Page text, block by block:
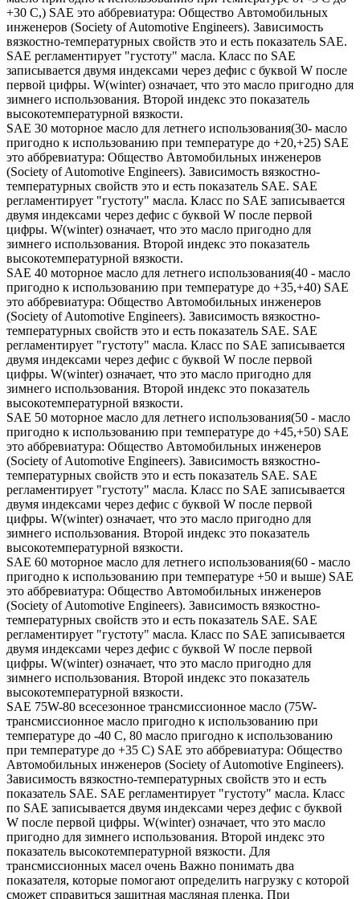
+30 С,) SAE это аббревиатура: Общество Автомобильных
инженеров (Society of Automotive Engineers). Зависимость
вязкостно-температурных свойств это и есть показатель SAE.
SAE регламентирует "густоту" масла. Класс по SAE
записывается двумя индексами через дефис с буквой W после
первой цифры. W(winter) означает, что это масло пригодно для
зимнего использования. Второй индекс это показатель
высокотемпературной вязкости.
SAE 30 моторное масло для летнего использования(30- масло
пригодно к использованию при температуре до +20,+25) SAE
это аббревиатура: Общество Автомобильных инженеров
(Society of Automotive Engineers). Зависимость вязкостно-
температурных свойств это и есть показатель SAE. SAE
регламентирует "густоту" масла. Класс по SAE записывается
двумя индексами через дефис с буквой W после первой
цифры. W(winter) означает, что это масло пригодно для
зимнего использования. Второй индекс это показатель
высокотемпературной вязкости.
SAE 40 моторное масло для летнего использования(40 - масло
пригодно к использованию при температуре до +35,+40) SAE
это аббревиатура: Общество Автомобильных инженеров
(Society of Automotive Engineers). Зависимость вязкостно-
температурных свойств это и есть показатель SAE. SAE
регламентирует "густоту" масла. Класс по SAE записывается
двумя индексами через дефис с буквой W после первой
цифры. W(winter) означает, что это масло пригодно для
зимнего использования. Второй индекс это показатель
высокотемпературной вязкости.
SAE 50 моторное масло для летнего использования(50 - масло
пригодно к использованию при температуре до +45,+50) SAE
это аббревиатура: Общество Автомобильных инженеров
(Society of Automotive Engineers). Зависимость вязкостно-
температурных свойств это и есть показатель SAE. SAE
регламентирует "густоту" масла. Класс по SAE записывается
двумя индексами через дефис с буквой W после первой
цифры. W(winter) означает, что это масло пригодно для
зимнего использования. Второй индекс это показатель
высокотемпературной вязкости.
SAE 60 моторное масло для летнего использования(60 - масло
пригодно к использованию при температуре +50 и выше) SAE
это аббревиатура: Общество Автомобильных инженеров
(Society of Automotive Engineers). Зависимость вязкостно-
температурных свойств это и есть показатель SAE. SAE
регламентирует "густоту" масла. Класс по SAE записывается
двумя индексами через дефис с буквой W после первой
цифры. W(winter) означает, что это масло пригодно для
зимнего использования. Второй индекс это показатель
высокотемпературной вязкости.
SAE 75W-80 всесезонное трансмиссионное масло (75W-
трансмиссионное масло пригодно к использованию при
температуре до -40 С, 80 масло пригодно к использованию
при температуре до +35 С) SAE это аббревиатура: Общество
Автомобильных инженеров (Society of Automotive Engineers).
Зависимость вязкостно-температурных свойств это и есть
показатель SAE. SAE регламентирует "густоту" масла. Класс
по SAE записывается двумя индексами через дефис с буквой
W после первой цифры. W(winter) означает, что это масло
пригодно для зимнего использования. Второй индекс это
показатель высокотемпературной вязкости. Для
трансмиссионных масел очень Важно понимать два
показателя, которые помогают определить нагрузку с которой
сможет справиться защитная масляная пленка. При